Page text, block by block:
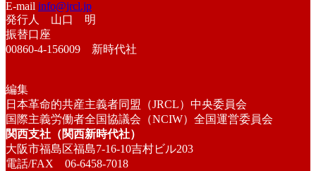
E-mail info@jrcl.jp
発行人 山口 明
振替口座
00860-4-156009 新時代社
編集
日本革命的共産主義者同盟（JRCL）中央委員会
国際主義労働者全国協議会（NCIW）全国運営委員会
関西支社（関西新時代社）
大阪市福島区福島7-16-10吉村ビル203
電話/FAX 06-6458-7018